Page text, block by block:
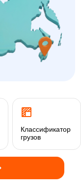
Классификатор
грузов